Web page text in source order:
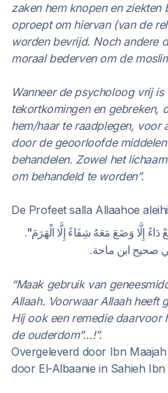
zaken hem knopen en ziekten
oproept om hiervan (van de
worden bevrijd. Noch andere
moraal bederven om de
Wanneer de psycholoog vrij is
tekortkomingen en gebreken,
hem/haar te raadplegen, voor
door de geoorloofde
behandelen. Zowel het
om behandeld te worden”.
De Profeet salla Allaahoe
دَاءً إِلَّا وَضَعَ مَعَهُ شِفَاءً إِلَّا الْهَرَمَ".
صحيح ابن ماحة.
“Maak gebruik van
Allaah. Voorwaar Allaah heeft
Hij ook een remedie daarvoor
de ouderdom”…!”.
Overgeleverd door Ibn
door El-Albaanie in Sahieh Ibn